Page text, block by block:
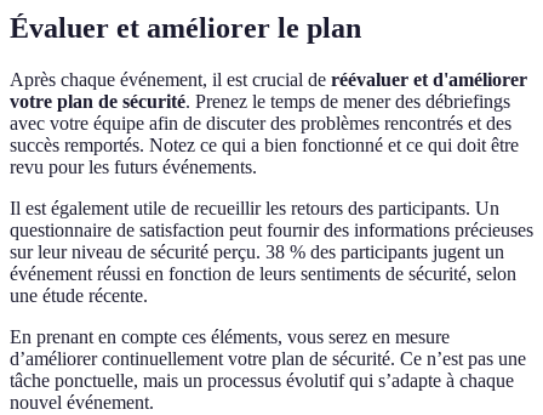
Évaluer et améliorer le plan
Après chaque événement, il est crucial de réévaluer et d'améliorer
votre plan de sécurité. Prenez le temps de mener des débriefings
avec votre équipe afin de discuter des problèmes rencontrés et des
succès remportés. Notez ce qui a bien fonctionné et ce qui doit être
revu pour les futurs événements.
Il est également utile de recueillir les retours des participants. Un
questionnaire de satisfaction peut fournir des informations précieuses
sur leur niveau de sécurité perçu. 38 % des participants jugent un
événement réussi en fonction de leurs sentiments de sécurité, selon
une étude récente.
En prenant en compte ces éléments, vous serez en mesure
d’améliorer continuellement votre plan de sécurité. Ce n’est pas une
tâche ponctuelle, mais un processus évolutif qui s’adapte à chaque
nouvel événement.